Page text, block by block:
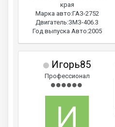
края
Марка авто:ГАЗ-2752
Двигатель:ЗМЗ-406.3
Год выпуска Авто:2005
Игорь85
Профессионал